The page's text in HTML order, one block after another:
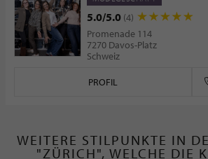
5.0/5.0 (4)
Promenade 114
7270 Davos-Platz
Schweiz
PROFIL
WEITERE STILPUNKTE IN
"ZÜRICH", WELCHE DIE